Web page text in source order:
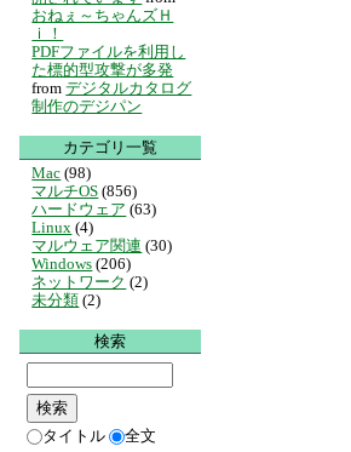
おねぇ～ちゃんズＨ
ｉ！
PDFファイルを利用し
た標的型攻撃が多発
from デジタルカタログ
制作のデジパン
カテゴリ一覧
Mac (98)
マルチOS (856)
ハードウェア (63)
Linux (4)
マルウェア関連 (30)
Windows (206)
ネットワーク (2)
未分類 (2)
検索
タイトル 全文